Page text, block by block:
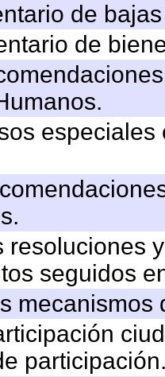
de
de
resoluciones
seguidos